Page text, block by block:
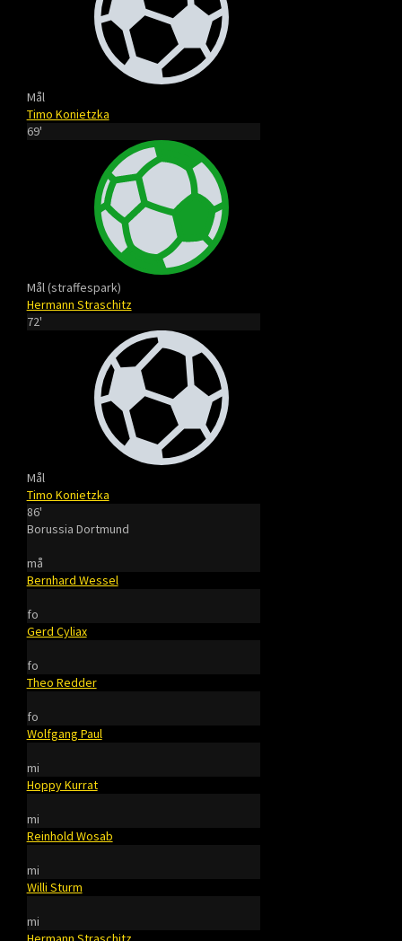
Mål
Timo Konietzka
69'
Mål (straffespark)
Hermann Straschitz
72'
Mål
Timo Konietzka
86'
Borussia Dortmund
må
Bernhard Wessel
fo
Gerd Cyliax
fo
Theo Redder
fo
Wolfgang Paul
mi
Hoppy Kurrat
mi
Reinhold Wosab
mi
Willi Sturm
mi